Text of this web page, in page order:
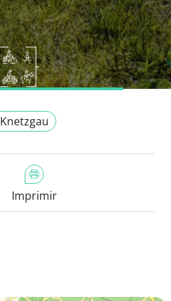
Knetzgau
Imprimir